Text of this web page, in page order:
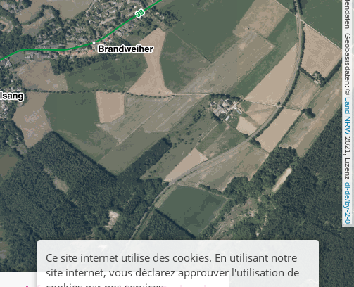
, Kartendaten, Geobasisdaten: ©
Land NRW
2021, Lizenz
dl-de/by-2-0
Ce site internet utilise des cookies. En utilisant notre
site internet, vous déclarez approuver l'utilisation de